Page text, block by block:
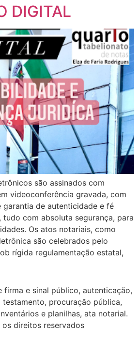
DIGITAL
são assinados com
videoconferência gravada, com
garantia de autenticidade e fé
tudo com absoluta segurança, para
Os atos notariais, como
são celebrados pelo
rígida regulamentação estatal,
firma e sinal público, autenticação,
testamento, procuração pública,
e planilhas, ata notarial.
os direitos reservados